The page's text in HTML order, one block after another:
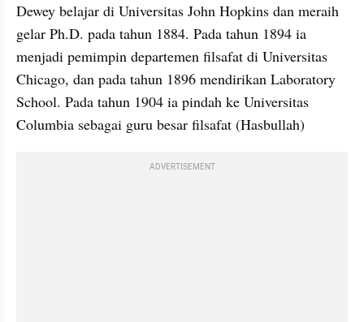
Dewey belajar di Universitas John Hopkins dan meraih
gelar Ph.D. pada tahun 1884. Pada tahun 1894 ia
menjadi pemimpin departemen filsafat di Universitas
Chicago, dan pada tahun 1896 mendirikan Laboratory
School. Pada tahun 1904 ia pindah ke Universitas
Columbia sebagai guru besar filsafat (Hasbullah)
ADVERTISEMENT